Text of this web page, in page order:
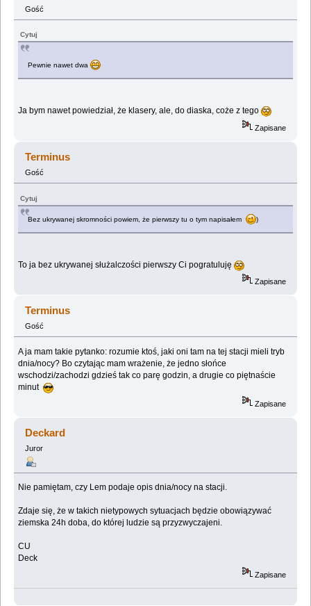
Gość
Cytuj
Pewnie nawet dwa
Ja bym nawet powiedział, że klasery, ale, do diaska, coże z tego
Zapisane
Terminus
Gość
Cytuj
Bez ukrywanej skromności powiem, że pierwszy tu o tym napisałem )
To ja bez ukrywanej służalczości pierwszy Ci pogratuluję
Zapisane
Terminus
Gość
A ja mam takie pytanko: rozumie ktoś, jaki oni tam na tej stacji mieli tryb
dnia/nocy? Bo czytając mam wrażenie, że jedno słońce
wschodzi/zachodzi gdzieś tak co parę godzin, a drugie co piętnaście
minut
Zapisane
Deckard
Juror
Nie pamiętam, czy Lem podaje opis dnia/nocy na stacji.
Zdaje się, że w takich nietypowych sytuacjach będzie obowiązywać
ziemska 24h doba, do której ludzie są przyzwyczajeni.
CU
Deck
Zapisane